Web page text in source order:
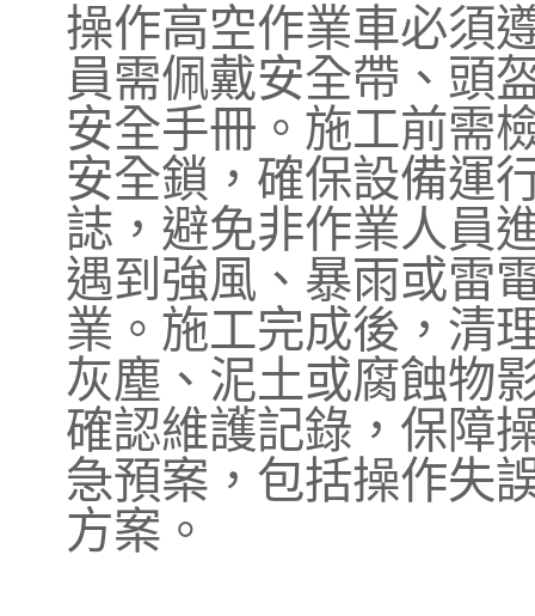
操作高空作業車必須
員需佩戴安全帶、頭
安全手冊。施工前需
安全鎖，確保設備運
誌，避免非作業人員
遇到強風、暴雨或雷
業。施工完成後，清
灰塵、泥土或腐蝕物
確認維護記錄，保障
急預案，包括操作失
方案。